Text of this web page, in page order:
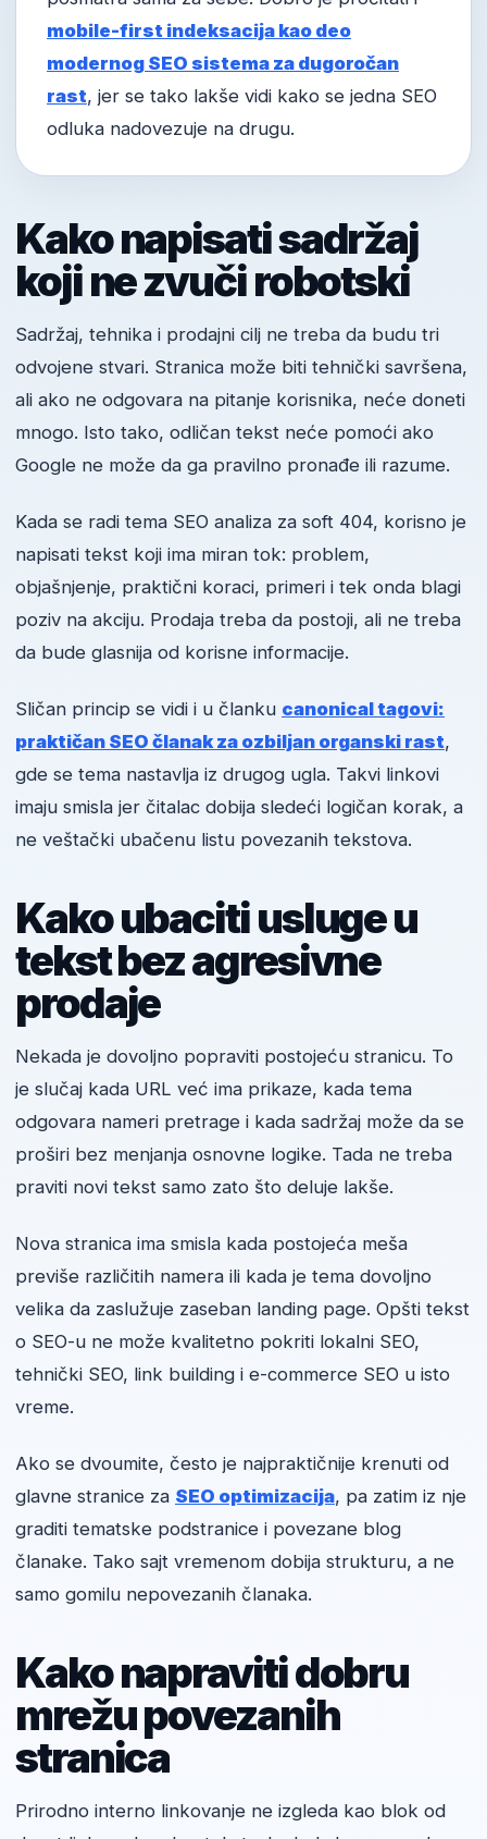
mobile-first indeksacija kao deo
modernog SEO sistema za dugoročan
rast, jer se tako lakše vidi kako se jedna SEO
odluka nadovezuje na drugu.
Kako napisati sadržaj
koji ne zvuči robotski
Sadržaj, tehnika i prodajni cilj ne treba da budu tri
odvojene stvari. Stranica može biti tehnički savršena,
ali ako ne odgovara na pitanje korisnika, neće doneti
mnogo. Isto tako, odličan tekst neće pomoći ako
Google ne može da ga pravilno pronađe ili razume.
Kada se radi tema SEO analiza za soft 404, korisno je
napisati tekst koji ima miran tok: problem,
objašnjenje, praktični koraci, primeri i tek onda blagi
poziv na akciju. Prodaja treba da postoji, ali ne treba
da bude glasnija od korisne informacije.
Sličan princip se vidi i u članku canonical tagovi:
praktičan SEO članak za ozbiljan organski rast,
gde se tema nastavlja iz drugog ugla. Takvi linkovi
imaju smisla jer čitalac dobija sledeći logičan korak, a
ne veštački ubačenu listu povezanih tekstova.
Kako ubaciti usluge u
tekst bez agresivne
prodaje
Nekada je dovoljno popraviti postojeću stranicu. To
je slučaj kada URL već ima prikaze, kada tema
odgovara nameri pretrage i kada sadržaj može da se
proširi bez menjanja osnovne logike. Tada ne treba
praviti novi tekst samo zato što deluje lakše.
Nova stranica ima smisla kada postojeća meša
previše različitih namera ili kada je tema dovoljno
velika da zaslužuje zaseban landing page. Opšti tekst
o SEO-u ne može kvalitetno pokriti lokalni SEO,
tehnički SEO, link building i e-commerce SEO u isto
vreme.
Ako se dvoumite, često je najpraktičnije krenuti od
glavne stranice za SEO optimizacija, pa zatim iz nje
graditi tematske podstranice i povezane blog
članake. Tako sajt vremenom dobija strukturu, a ne
samo gomilu nepovezanih članaka.
Kako napraviti dobru
mrežu povezanih
stranica
Prirodno interno linkovanje ne izgleda kao blok od